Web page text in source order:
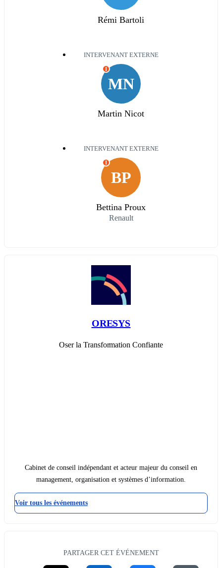
Rémi Bartoli
INTERVENANT EXTERNE
MN
I
Martin Nicot
INTERVENANT EXTERNE
BP
I
Bettina Proux
Renault
ORESYS
Oser la Transformation Confiante
Cabinet de conseil indépendant et acteur majeur du conseil en
management, organisation et systèmes d’information.
Voir tous les événements
PARTAGER CET ÉVÉNEMENT